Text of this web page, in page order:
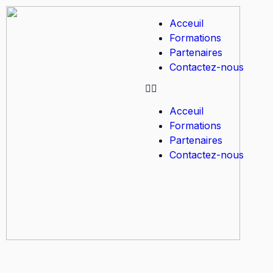
Acceuil
Formations
Partenaires
Contactez-nous
Acceuil
Formations
Partenaires
Contactez-nous